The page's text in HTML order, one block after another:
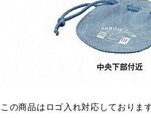
この商品はロゴ入れ対応しておりま